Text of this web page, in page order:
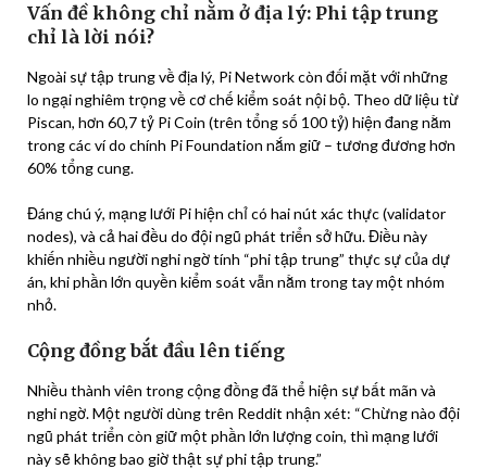
Vấn đề không chỉ nằm ở địa lý: Phi tập trung
chỉ là lời nói?
Ngoài sự tập trung về địa lý, Pi Network còn đối mặt với những
lo ngại nghiêm trọng về cơ chế kiểm soát nội bộ. Theo dữ liệu từ
Piscan, hơn 60,7 tỷ Pi Coin (trên tổng số 100 tỷ) hiện đang nằm
trong các ví do chính Pi Foundation nắm giữ – tương đương hơn
60% tổng cung.
Đáng chú ý, mạng lưới Pi hiện chỉ có hai nút xác thực (validator
nodes), và cả hai đều do đội ngũ phát triển sở hữu. Điều này
khiến nhiều người nghi ngờ tính “phi tập trung” thực sự của dự
án, khi phần lớn quyền kiểm soát vẫn nằm trong tay một nhóm
nhỏ.
Cộng đồng bắt đầu lên tiếng
Nhiều thành viên trong cộng đồng đã thể hiện sự bất mãn và
nghi ngờ. Một người dùng trên Reddit nhận xét: “Chừng nào đội
ngũ phát triển còn giữ một phần lớn lượng coin, thì mạng lưới
này sẽ không bao giờ thật sự phi tập trung.”